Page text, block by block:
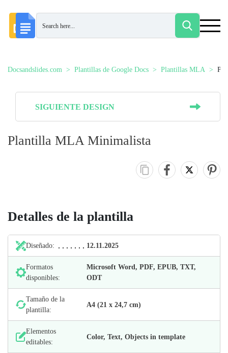
Docsandslides.com Plantillas de Google Docs Plantillas MLA
SIGUIENTE DESIGN
Plantilla MLA Minimalista
Detalles de la plantilla
Diseñado: 12.11.2025
Formatos
disponibles:
Microsoft Word, PDF, EPUB, TXT,
ODT
Tamaño de la
plantilla:
А4 (21 х 24,7 cm)
Elementos
editables:
Color, Text, Objects in template